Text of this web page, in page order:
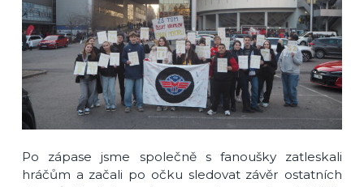
Po zápase jsme společně s fanoušky zatleskali
hráčům a začali po očku sledovat závěr ostatních